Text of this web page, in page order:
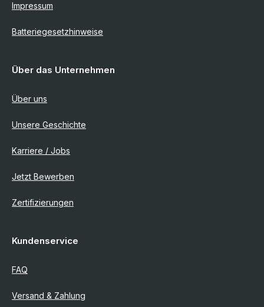
Impressum
Batteriegesetzhinweise
Über das Unternehmen
Über uns
Unsere Geschichte
Karriere / Jobs
Jetzt Bewerben
Zertifizierungen
Kundenservice
FAQ
Versand & Zahlung